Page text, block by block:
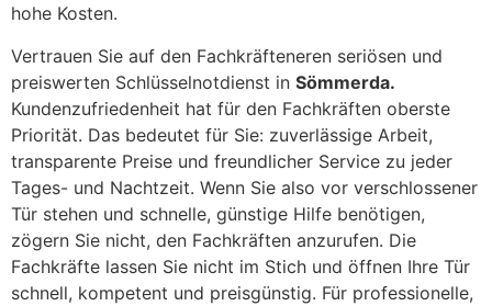
hohe Kosten.
Vertrauen Sie auf den Fachkräfteneren seriösen und
preiswerten Schlüsselnotdienst in Sömmerda.
Kundenzufriedenheit hat für den Fachkräften oberste
Priorität. Das bedeutet für Sie: zuverlässige Arbeit,
transparente Preise und freundlicher Service zu jeder
Tages- und Nachtzeit. Wenn Sie also vor verschlossener
Tür stehen und schnelle, günstige Hilfe benötigen,
zögern Sie nicht, den Fachkräften anzurufen. Die
Fachkräfte lassen Sie nicht im Stich und öffnen Ihre Tür
schnell, kompetent und preisgünstig. Für professionelle,